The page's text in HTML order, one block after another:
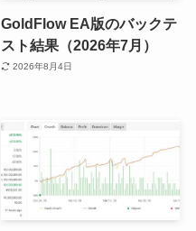
GoldFlow EA版のバックテ
スト結果（2026年7月）
2026年8月4日